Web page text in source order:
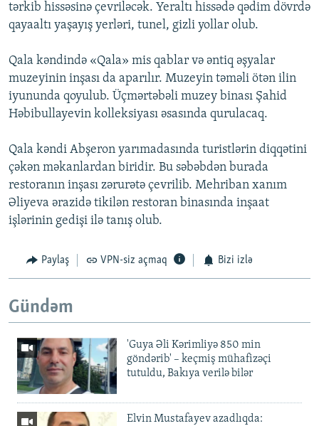
tərkib hissəsinə çevriləcək. Yeraltı hissədə qədim dövrdə
qayaaltı yaşayış yerləri, tunel, gizli yollar olub.
Qala kəndində «Qala» mis qablar və əntiq əşyalar
muzeyinin inşası da aparılır. Muzeyin təməli ötən ilin
iyununda qoyulub. Üçmərtəbəli muzey binası Şahid
Həbibullayevin kolleksiyası əsasında qurulacaq.
Qala kəndi Abşeron yarımadasında turistlərin diqqətini
çəkən məkanlardan biridir. Bu səbəbdən burada
restoranın inşası zərurətə çevrilib. Mehriban xanım
Əliyeva ərazidə tikilən restoran binasında inşaat
işlərinin gedişi ilə tanış olub.
Paylaş VPN-siz açmaq Bizi izlə
Gündəm
'Guya Əli Kərimliyə 850 min
göndərib' – keçmiş mühafizəçi
tutuldu, Bakıya verilə bilər
Elvin Mustafayev azadlıqda: